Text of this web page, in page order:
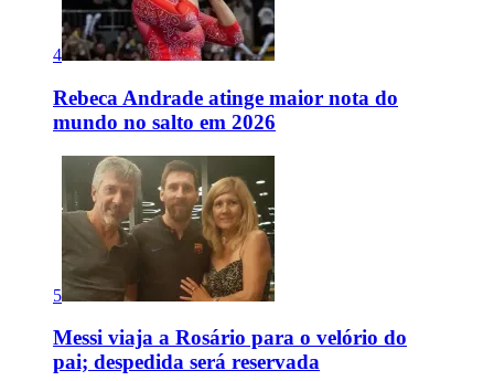
4
Rebeca Andrade atinge maior nota do
mundo no salto em 2026
5
Messi viaja a Rosário para o velório do
pai; despedida será reservada